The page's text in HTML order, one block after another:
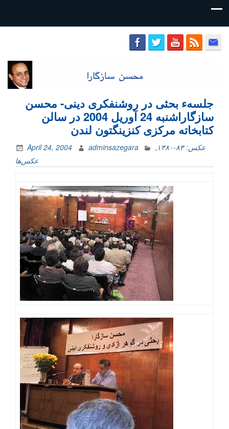
محسن
سازگارا
جلسهء بحثی در روشنفکری دینی- محسن
سازگاراشنبه 24 آوریل 2004 در سالن
کتابخاته مرکزی کنزینگتون لندن
April 24, 2004 adminsazegara عکس: ۸۳-۱۳۸۰
,
عکس‌ها